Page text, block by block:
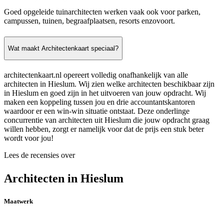
Goed opgeleide tuinarchitecten werken vaak ook voor parken,
campussen, tuinen, begraafplaatsen, resorts enzovoort.
Wat maakt Architectenkaart speciaal?
architectenkaart.nl opereert volledig onafhankelijk van alle
architecten in Hieslum. Wij zien welke architecten beschikbaar zijn
in Hieslum en goed zijn in het uitvoeren van jouw opdracht. Wij
maken een koppeling tussen jou en drie accountantskantoren
waardoor er een win-win situatie ontstaat. Deze onderlinge
concurrentie van architecten uit Hieslum die jouw opdracht graag
willen hebben, zorgt er namelijk voor dat de prijs een stuk beter
wordt voor jou!
Lees de recensies over
Architecten in Hieslum
Maatwerk